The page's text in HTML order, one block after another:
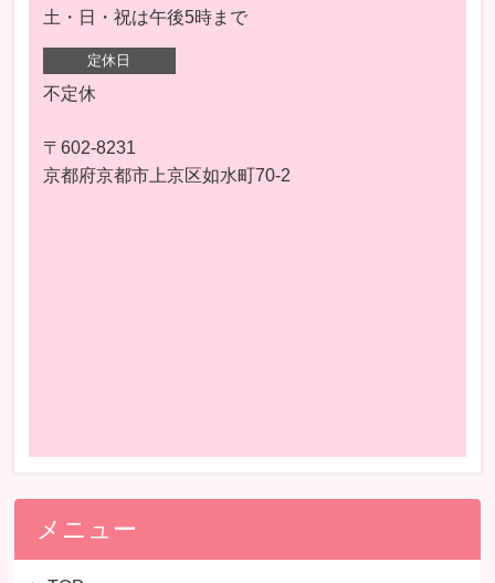
土・日・祝は午後5時まで
定休日
不定休
〒602-8231
京都府京都市上京区如水町70-2
メニュー